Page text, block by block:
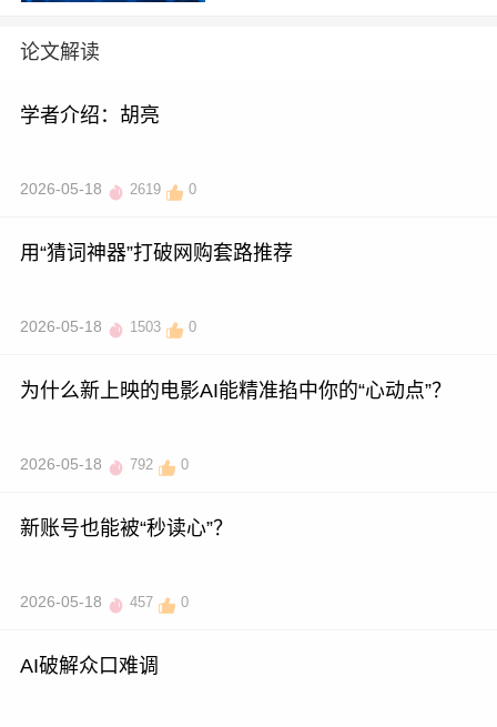
论文解读
学者介绍：胡亮
2026-05-18 2619 0
用“猜词神器”打破网购套路推荐
2026-05-18 1503 0
为什么新上映的电影AI能精准掐中你的“心动点”？
2026-05-18 792 0
新账号也能被“秒读心”？
2026-05-18 457 0
AI破解众口难调